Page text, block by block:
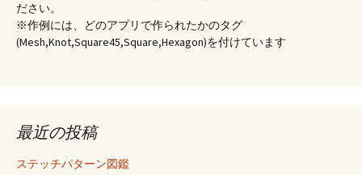
ださい。
※作例には、どのアプリで作られたかのタグ
(Mesh,Knot,Square45,Square,Hexagon)を付けています
最近の投稿
ステッチパターン図鑑